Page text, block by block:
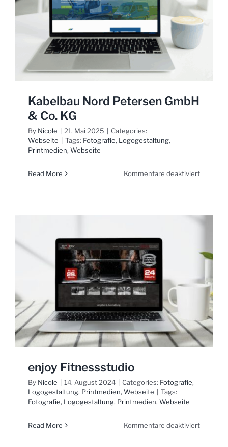
Kabelbau Nord Petersen GmbH
& Co. KG
By Nicole 21. Mai 2025
Categories:
Webseite
Tags: Fotografie, Logogestaltung,
Printmedien, Webseite
Read More Kommentare deaktiviertfür
KG
enjoy Fitnessstudio
By Nicole 14. August 2024 Categories: Fotografie,
Logogestaltung, Printmedien, Webseite
Tags:
Fotografie, Logogestaltung, Printmedien, Webseite
Read More Kommentare deaktiviertfür